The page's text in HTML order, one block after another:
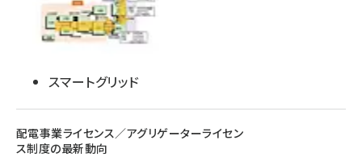
スマートグリッド
配電事業ライセンス／アグリゲーターライセン
ス制度の最新動向